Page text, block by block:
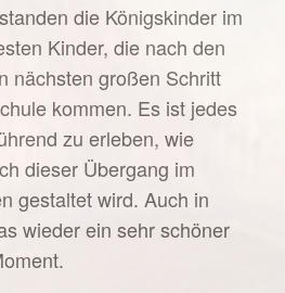
die Königskinder im
Kinder, die nach den
nächsten großen Schritt
kommen. Es ist jedes
zu erleben, wie
dieser Übergang im
gestaltet wird. Auch in
wieder ein sehr schöner